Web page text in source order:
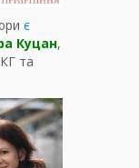
є
Куцан,
та